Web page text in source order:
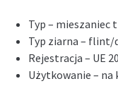
Typ – mieszaniec
Typ ziarna – flint/
Rejestracja – UE
Użytkowanie – na